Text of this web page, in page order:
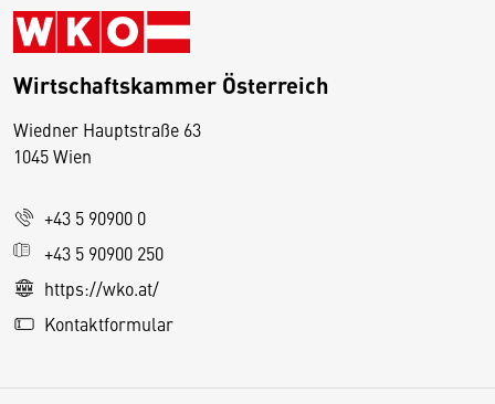
Wirtschaftskammer Österreich
Wiedner Hauptstraße 63
1045 Wien
+43 5 90900 0
+43 5 90900 250
https://wko.at/
Kontaktformular
D
s
e
S
e